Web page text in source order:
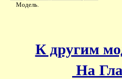
Модель.
К другим
На